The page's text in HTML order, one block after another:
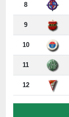
8
9
10
11
12